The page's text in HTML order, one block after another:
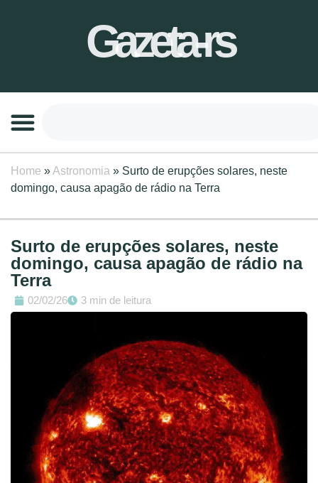
Gazeta-rs
Home »Astronomia » Surto de erupções solares, neste
domingo, causa apagão de rádio na Terra
Surto de erupções solares, neste
domingo, causa apagão de rádio na
Terra
02/02/26 3 min de leitura